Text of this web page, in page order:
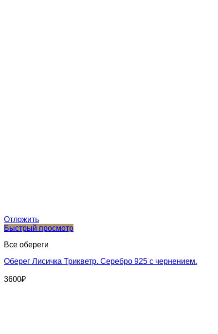
Отложить
Быстрый просмотр
Все обереги
Оберег Лисичка Трикветр. Серебро 925 с чернением.
3600₽